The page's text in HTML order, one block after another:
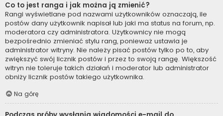
Co to jest ranga i jak można ją zmienić?
Rangi wyświetlane pod nazwami użytkowników oznaczają, ile
postów dany użytkownik napisał lub jaki ma status na forum, np.
moderatora czy administratora. Użytkownicy nie mogą
bezpośrednio zmieniać stylu rang, ponieważ ustawia je
administrator witryny. Nie należy pisać postów tylko po to, aby
zwiększyć swój licznik postów i przez to swoją rangę. Większość
witryn nie toleruje takich działań i moderator lub administrator
obniży licznik postów takiego użytkownika.
Na górę